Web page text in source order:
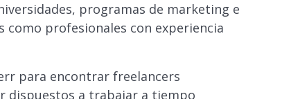
programas de marketing e
profesionales con experiencia
para encontrar freelancers
dispuestos a trabajar a tiempo